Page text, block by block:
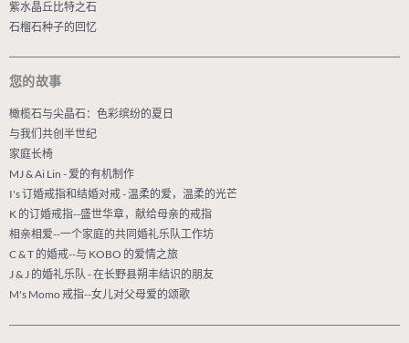
紫水晶丘比特之石
石榴石种子的回忆
您的故事
橄榄石与尖晶石：色彩缤纷的夏日
与我们共创半世纪
家庭长椅
MJ & Ai Lin - 爱的有机制作
I's 订婚戒指和结婚对戒 - 温柔的爱，温柔的光芒
K 的订婚戒指--盛世华章，献给母亲的戒指
相亲相爱--一个家庭的共同婚礼乐队工作坊
C & T 的婚戒--与 KOBO 的爱情之旅
J & J 的婚礼乐队 - 在长野县朔丰结识的朋友
M's Momo 戒指--女儿对父母爱的颂歌